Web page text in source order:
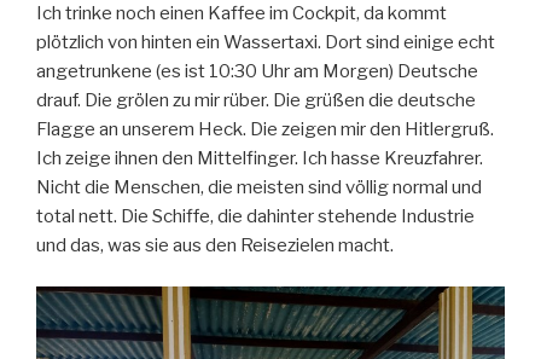
Ich trinke noch einen Kaffee im Cockpit, da kommt
plötzlich von hinten ein Wassertaxi. Dort sind einige echt
angetrunkene (es ist 10:30 Uhr am Morgen) Deutsche
drauf. Die grölen zu mir rüber. Die grüßen die deutsche
Flagge an unserem Heck. Die zeigen mir den Hitlergruß.
Ich zeige ihnen den Mittelfinger. Ich hasse Kreuzfahrer.
Nicht die Menschen, die meisten sind völlig normal und
total nett. Die Schiffe, die dahinter stehende Industrie
und das, was sie aus den Reisezielen macht.